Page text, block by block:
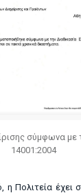
σύμφωνα με
14001:2004
η Πολιτεία έχει